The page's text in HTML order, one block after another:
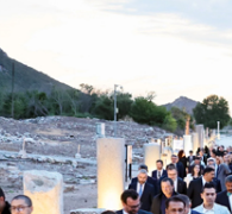
ABD merkezli Apollo Easyjet’i